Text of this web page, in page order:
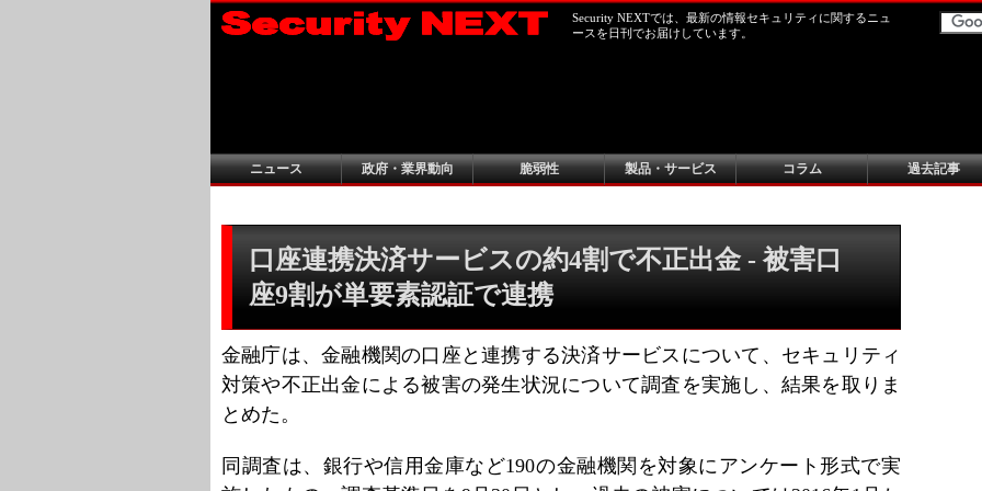
Security NEXTでは、最新の情報セキュリティに関するニュ
ースを日刊でお届けしています。
ニュース 政府・業界動向 脆弱性 製品・サービス コラム 過去記事
口座連携決済サービスの約4割で不正出金 - 被害口
座9割が単要素認証で連携
金融庁は、金融機関の口座と連携する決済サービスについて、セキュリティ
対策や不正出金による被害の発生状況について調査を実施し、結果を取りま
とめた。
同調査は、銀行や信用金庫など190の金融機関を対象にアンケート形式で実